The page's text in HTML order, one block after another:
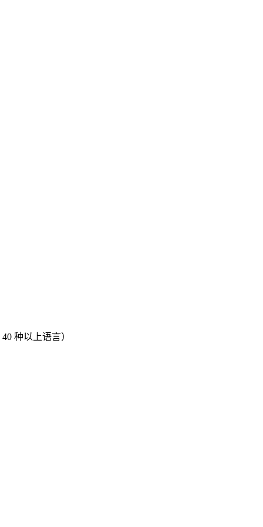
种以上语言）